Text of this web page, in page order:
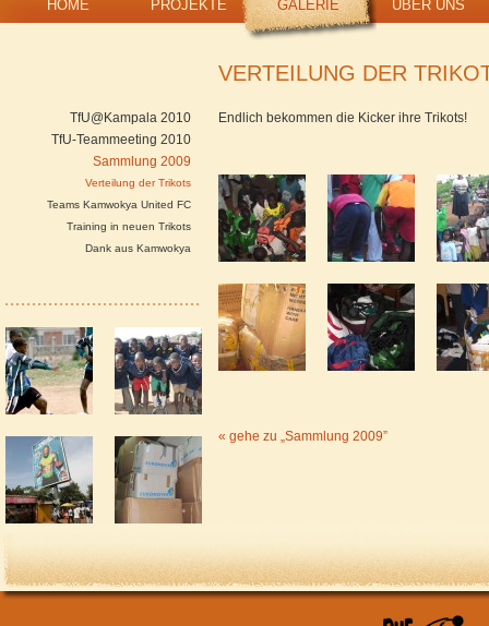
HOME PROJEKTE GALERIE ÜBER UNS
TfU@Kampala 2010
TfU-Teammeeting 2010
Sammlung 2009
Verteilung der Trikots
Teams Kamwokya United FC
Training in neuen Trikots
Dank aus Kamwokya
VERTEILUNG DER
Endlich bekommen die Kicker ihre Trikots!
« gehe zu „Sammlung 2009”